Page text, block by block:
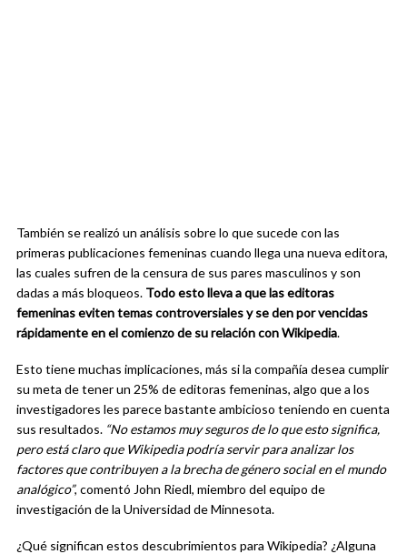
También se realizó un análisis sobre lo que sucede con las
primeras publicaciones femeninas cuando llega una nueva editora,
las cuales sufren de la censura de sus pares masculinos y son
dadas a más bloqueos. Todo esto lleva a que las editoras
femeninas eviten temas controversiales y se den por vencidas
rápidamente en el comienzo de su relación con Wikipedia.
Esto tiene muchas implicaciones, más si la compañía desea cumplir
su meta de tener un 25% de editoras femeninas, algo que a los
investigadores les parece bastante ambicioso teniendo en cuenta
sus resultados. “No estamos muy seguros de lo que esto significa,
pero está claro que Wikipedia podría servir para analizar los
factores que contribuyen a la brecha de género social en el mundo
analógico”, comentó John Riedl, miembro del equipo de
investigación de la Universidad de Minnesota.
¿Qué significan estos descubrimientos para Wikipedia? ¿Alguna